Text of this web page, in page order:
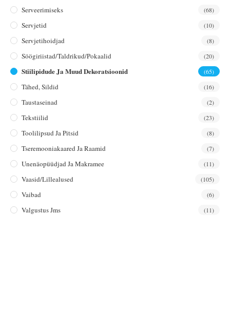
Serveerimiseks (68)
Servjetid (10)
Servjetihoidjad (8)
Söögiriistad/taldrikud/pokaalid (20)
Stiilipidude Ja Muud Dekoratsioonid (65)
Tähed, Sildid (16)
Taustaseinad (2)
Tekstiilid (23)
Toolilipsud Ja Pitsid (8)
Tseremooniakaared Ja Raamid (7)
Unenäopüüdjad Ja Makramee (11)
Vaasid/lillealused (105)
Vaibad (6)
Valgustus Jms (11)